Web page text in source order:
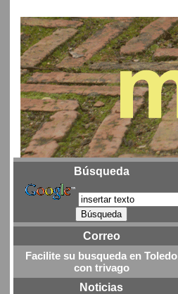
Búsqueda
Correo
Facilite su busqueda en Toledo
con trivago
Noticias